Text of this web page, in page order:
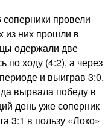
провели
из них прошли в
одержали две
по ходу (4:2), а через
и выиграв 3:0.
вырвала победу в
день уже соперник
3:1 в пользу «Локо»